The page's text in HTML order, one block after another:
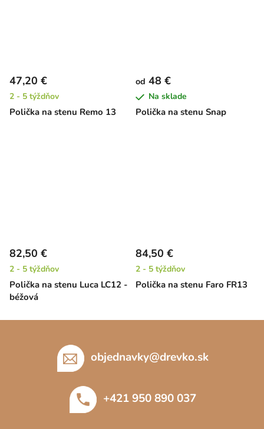
Polička na stenu Remo 13
47,20 €
2 - 5 týždňov
Polička na stenu Snap
od 48 €
Na sklade
Polička na stenu Luca LC12 -
béžová
82,50 €
2 - 5 týždňov
Polička na stenu Faro FR13
84,50 €
2 - 5 týždňov
objednavky@drevko.sk
+421 950 890 037